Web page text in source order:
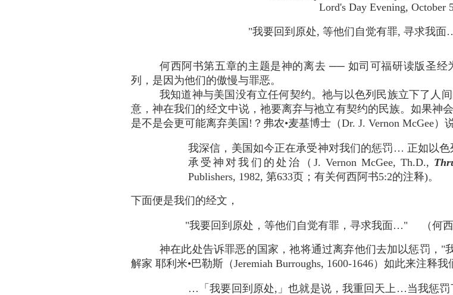
Lord's Day Evening, October
"我要回到原处, 等他们自觉有罪, 寻求我面
何西阿书第五章的主题是神的离去 ── 如司可福研读版圣
列，是因为他们的傲慢与罪恶。
我知道神与美国没有立任何契约。祂与以色列民族立下了人
意，神在我们的经文中说，祂要离弃与祂立有契约的民族。如果神
是不是会更可能离弃美国!？弗农•麦基博士（Dr. J. Vernon McGee）
我深信，美国如今正在承受神对我们的惩罚… 正如以
承受神对我们的处治（J. Vernon McGee, Th.D.,
Publishers, 1982, 第633页；有关何西阿书5:2的注释)。
下面便是我们的经文，
"我要回到原处，等他们自觉有罪，寻求我面…" （何西
神在此处告诉罪恶的国家，祂将通过离弃他们去加以惩罚，
解家 耶利米•巴勒斯（Jeremiah Burroughs, 1600-1646）如此来注释我
…「我要回到原处,」也就是说，我重回天上…当我惩罚